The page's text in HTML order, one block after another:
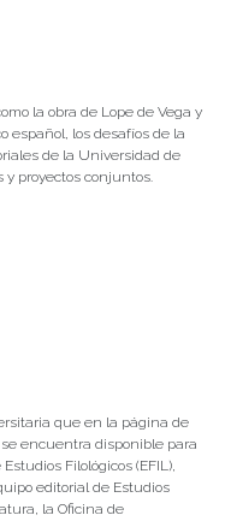
la obra de Lope de Vega y
español, los desafíos de la
de la Universidad de
y proyectos conjuntos.
que en la página de
encuentra disponible para
Filológicos (EFIL),
editorial de Estudios
la Oficina de